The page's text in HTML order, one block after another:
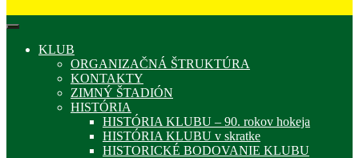
KLUB
ORGANIZAČNÁ ŠTRUKTÚRA
KONTAKTY
ZIMNÝ ŠTADIÓN
HISTÓRIA
HISTÓRIA KLUBU – 90. rokov hokeja
HISTÓRIA KLUBU v skratke
HISTORICKÉ BODOVANIE KLUBU